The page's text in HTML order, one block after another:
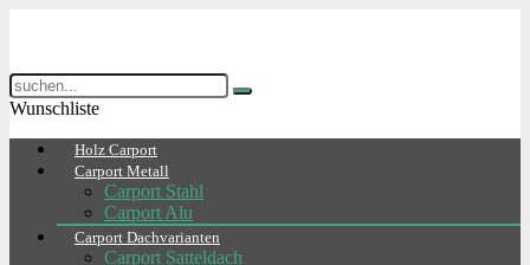
Wunschliste
Holz Carport
Carport Metall
Carport Stahl
Carport Alu
Carport Dachvarianten
Carport Satteldach